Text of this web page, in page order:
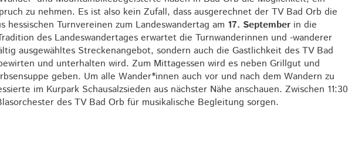
zu nehmen. Es ist also kein Zufall, dass ausgerechnet der TV Bad Orb die
hessischen Turnvereinen zum Landeswandertag am 17. September in die
des Landeswandertages erwartet die Turnwanderinnen und -wanderer
ausgewähltes Streckenangebot, sondern auch die Gastlichkeit des TV Bad
und unterhalten wird. Zum Mittagessen wird es neben Grillgut und
geben. Um alle Wander*innen auch vor und nach dem Wandern zu
im Kurpark Schausalzsieden aus nächster Nähe anschauen. Zwischen 11:30
des TV Bad Orb für musikalische Begleitung sorgen.